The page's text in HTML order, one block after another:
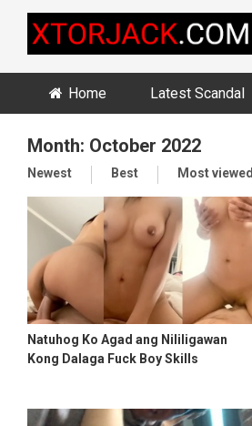
content
Home Latest Scandal
Month: October 2022
Newest Best Most viewed
Natuhog Ko Agad ang Nililigawan
Kong Dalaga Fuck Boy Skills